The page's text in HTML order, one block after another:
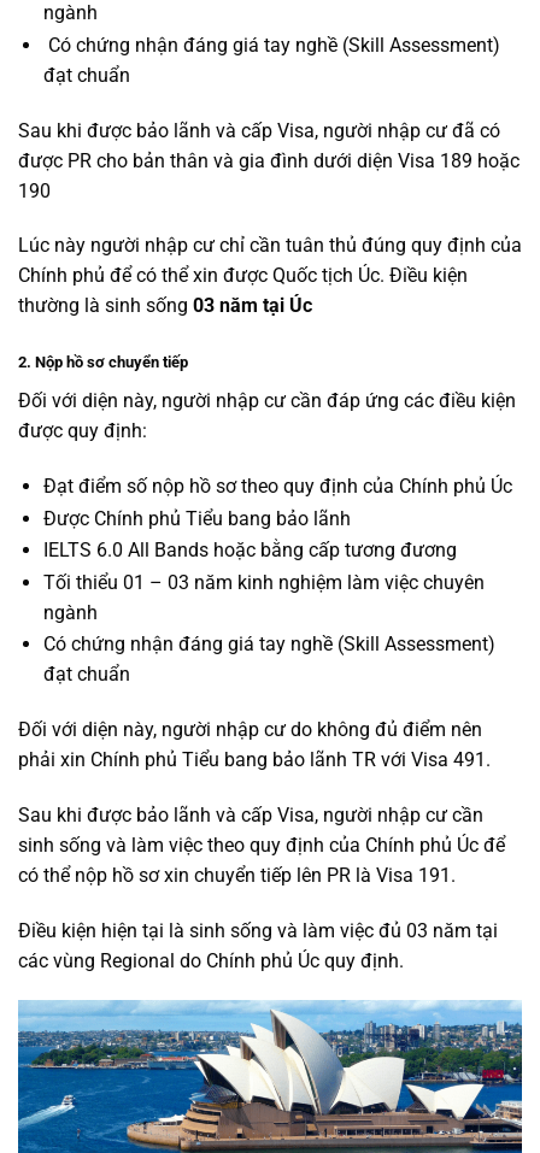
ngành
Có chứng nhận đáng giá tay nghề (Skill Assessment)
đạt chuẩn
Sau khi được bảo lãnh và cấp Visa, người nhập cư đã có
được PR cho bản thân và gia đình dưới diện Visa 189 hoặc
190
Lúc này người nhập cư chỉ cần tuân thủ đúng quy định của
Chính phủ để có thể xin được Quốc tịch Úc. Điều kiện
thường là sinh sống 03 năm tại Úc
2. Nộp hồ sơ chuyển tiếp
Đối với diện này, người nhập cư cần đáp ứng các điều kiện
được quy định:
Đạt điểm số nộp hồ sơ theo quy định của Chính phủ Úc
Được Chính phủ Tiểu bang bảo lãnh
IELTS 6.0 All Bands hoặc bằng cấp tương đương
Tối thiểu 01 – 03 năm kinh nghiệm làm việc chuyên
ngành
Có chứng nhận đáng giá tay nghề (Skill Assessment)
đạt chuẩn
Đối với diện này, người nhập cư do không đủ điểm nên
phải xin Chính phủ Tiểu bang bảo lãnh TR với Visa 491.
Sau khi được bảo lãnh và cấp Visa, người nhập cư cần
sinh sống và làm việc theo quy định của Chính phủ Úc để
có thể nộp hồ sơ xin chuyển tiếp lên PR là Visa 191.
Điều kiện hiện tại là sinh sống và làm việc đủ 03 năm tại
các vùng Regional do Chính phủ Úc quy định.